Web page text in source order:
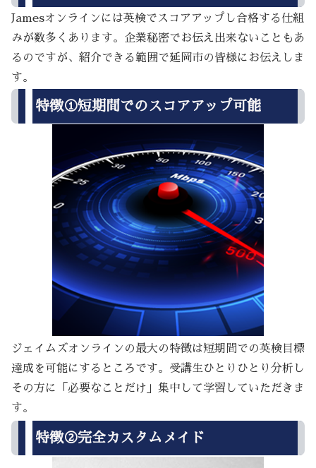
Jamesオンラインには英検でスコアアップし合格する仕組
みが数多くあります。企業秘密でお伝え出来ないこともあ
るのですが、紹介できる範囲で延岡市の皆様にお伝えしま
す。
特徴①短期間でのスコアアップ可能
ジェイムズオンラインの最大の特徴は短期間での英検目標
達成を可能にするところです。受講生ひとりひとり分析し
その方に「必要なことだけ」集中して学習していただきま
す。
特徴②完全カスタムメイド